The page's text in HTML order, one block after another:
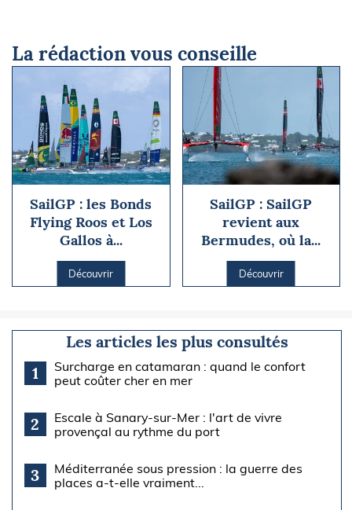
La rédaction vous conseille
SailGP : les Bonds
Flying Roos et Los
Gallos à...
Découvrir
SailGP : SailGP
revient aux
Bermudes, où la...
Découvrir
Les articles les plus consultés
1
Surcharge en catamaran : quand le confort
peut coûter cher en mer
2
Escale à Sanary-sur-Mer : l'art de vivre
provençal au rythme du port
3
Méditerranée sous pression : la guerre des
places a-t-elle vraiment...